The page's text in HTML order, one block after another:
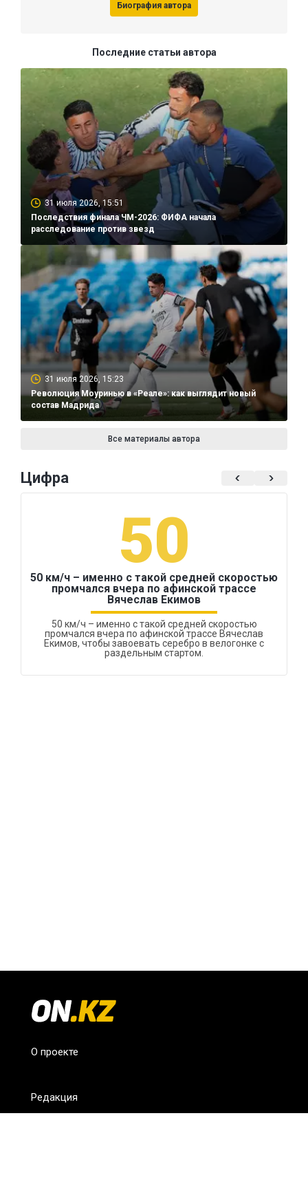
Биография автора
Последние статьи автора
31 июля 2026, 15:51
Последствия финала ЧМ-2026: ФИФА начала
расследование против звезд
31 июля 2026, 15:23
Революция Моуринью в «Реале»: как выглядит новый
состав Мадрида
Все материалы автора
Цифра
50
50 км/ч – именно с такой средней скоростью
промчался вчера по афинской трассе
Вячеслав Екимов
50 км/ч – именно с такой средней скоростью
промчался вчера по афинской трассе Вячеслав
Екимов, чтобы завоевать серебро в велогонке с
раздельным стартом.
О проекте
Редакция